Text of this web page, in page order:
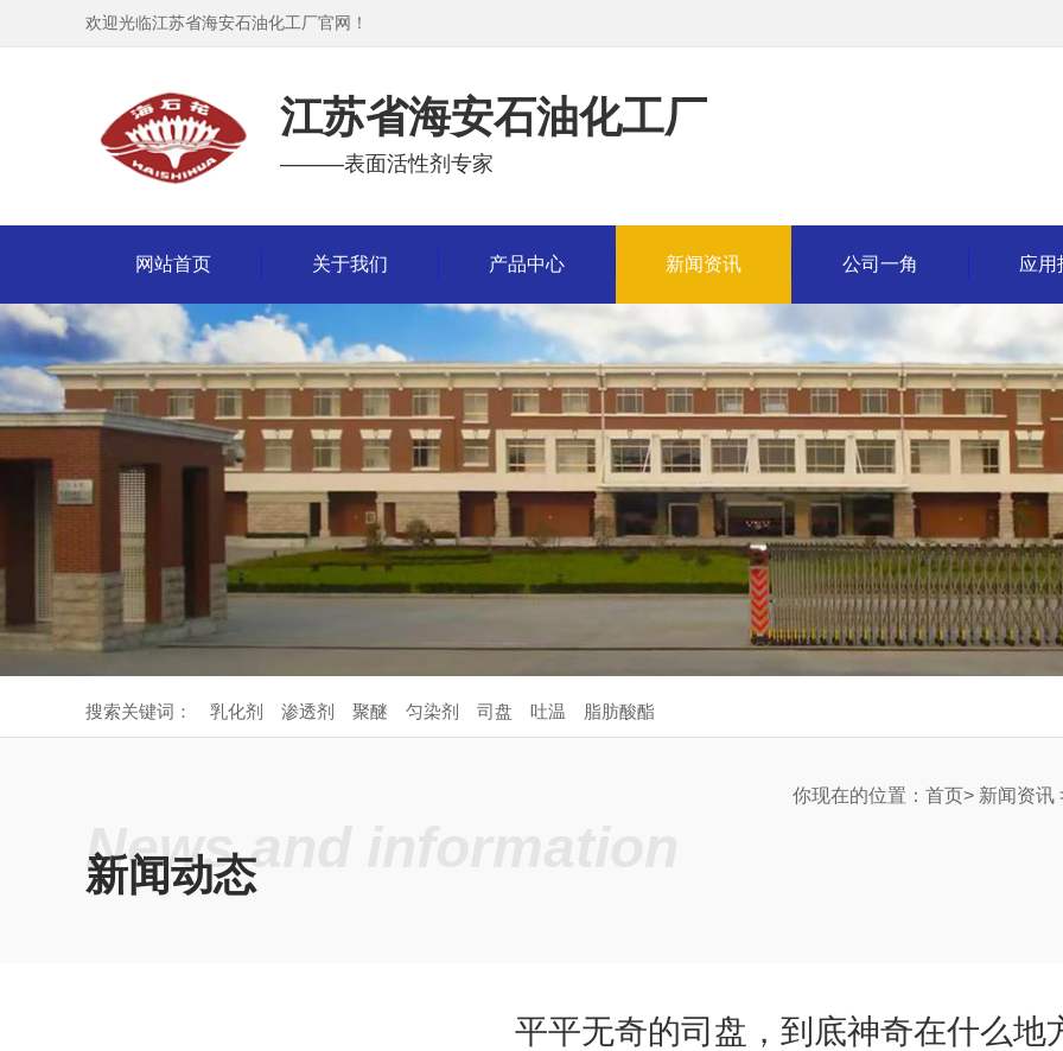
欢迎光临江苏省海安石油化工厂官网！
江苏省海安石油化工厂
———表面活性剂专家
网站首页 关于我们 产品中心 新闻资讯 公司一角 应用
搜索关键词： 乳化剂 渗透剂 聚醚 匀染剂 司盘 吐温 脂肪酸酯
你现在的位置： 首页> 新闻资讯
News and information
新闻动态
平平无奇的司盘，到底神奇在什么地